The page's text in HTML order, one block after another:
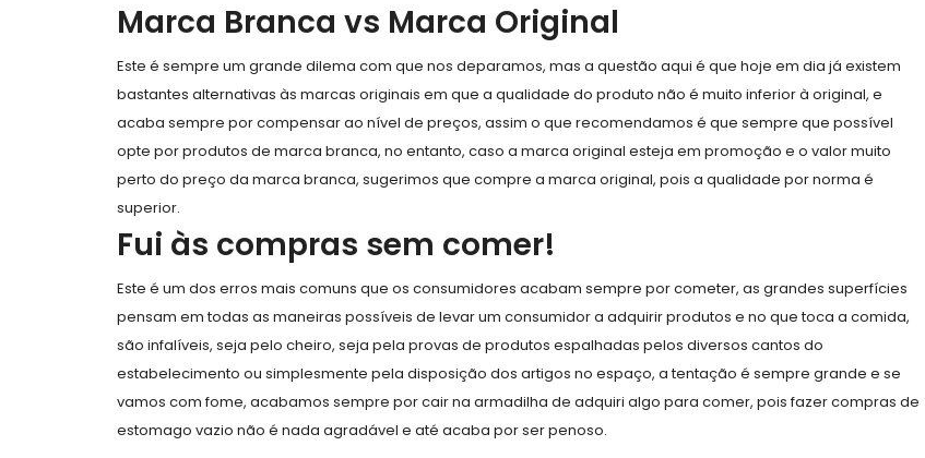
Marca Branca vs Marca Original
Este é sempre um grande dilema com que nos deparamos, mas a questão aqui é que hoje em dia já existem
bastantes alternativas às marcas originais em que a qualidade do produto não é muito inferior à original, e
acaba sempre por compensar ao nível de preços, assim o que recomendamos é que sempre que possível
opte por produtos de marca branca, no entanto, caso a marca original esteja em promoção e o valor muito
perto do preço da marca branca, sugerimos que compre a marca original, pois a qualidade por norma é
superior.
Fui às compras sem comer!
Este é um dos erros mais comuns que os consumidores acabam sempre por cometer, as grandes superfícies
pensam em todas as maneiras possíveis de levar um consumidor a adquirir produtos e no que toca a comida,
são infalíveis, seja pelo cheiro, seja pela provas de produtos espalhadas pelos diversos cantos do
estabelecimento ou simplesmente pela disposição dos artigos no espaço, a tentação é sempre grande e se
vamos com fome, acabamos sempre por cair na armadilha de adquiri algo para comer, pois fazer compras de
estomago vazio não é nada agradável e até acaba por ser penoso.